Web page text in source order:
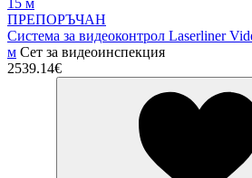
ПРЕПОРЪЧАН
Система за видеоконтрол Laserliner
м Сет за видеоинспекция
2539.14€